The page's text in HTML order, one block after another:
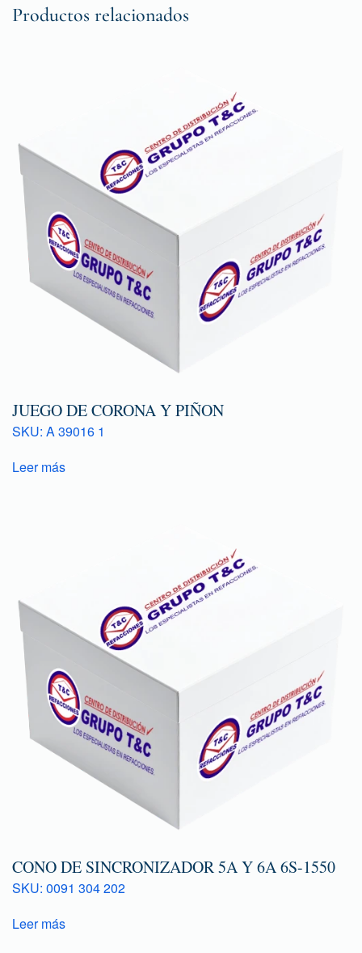
Productos relacionados
JUEGO DE CORONA Y PIÑON
SKU: A 39016 1
Leer más
CONO DE SINCRONIZADOR 5A Y 6A 6S-1550
SKU: 0091 304 202
Leer más